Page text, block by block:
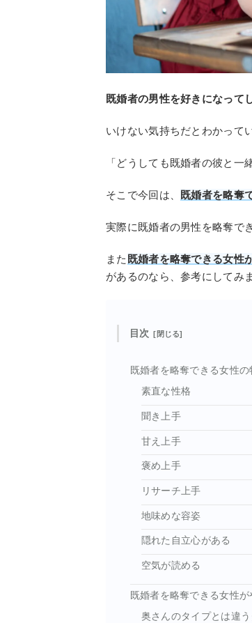
既婚者の男性を好きになって
いけない気持ちだとわかって
「どうしても既婚者の彼と一
そこで今回は、 既婚者を略奪
実際に既婚者の男性を略奪で
また 既婚者を略奪できる女性
があるのなら、参考にしてみ
目次
既婚者を略奪できる女性の
素直な性格
聞き上手
甘え上手
褒め上手
リサーチ上手
地味めな容姿
隠れた自立心がある
空気が読める
既婚者を略奪できる女性
奥さんのタイプとは違